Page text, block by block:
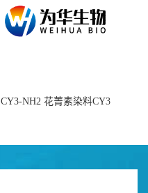
CY3-NH2 花菁素染料CY3